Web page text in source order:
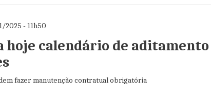
2025 - 11h50
hoje calendário de aditamento
fazer manutenção contratual obrigatória